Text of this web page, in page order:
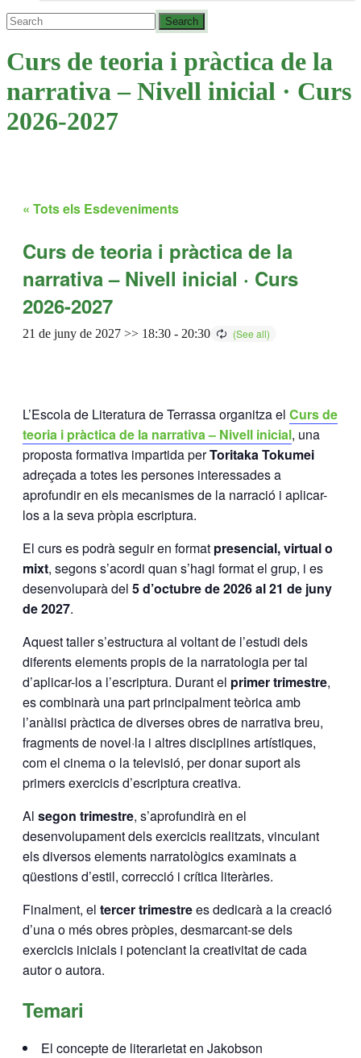
Curs de teoria i pràctica de la
narrativa – Nivell inicial · Curs
2026-2027
« Tots els Esdeveniments
Curs de teoria i pràctica de la
narrativa – Nivell inicial · Curs
2026-2027
21 de juny de 2027 >> 18:30 - 20:30
L’Escola de Literatura de Terrassa organitza el Curs de
teoria i pràctica de la narrativa – Nivell inicial, una
proposta formativa impartida perToritaka Tokumei
adreçada a totes les persones interessades a
aprofundir en els mecanismes de la narració i aplicar-
los a la seva pròpia escriptura.
El curs es podrà seguir en format presencial, virtual o
mixt, segons s’acordi quan s’hagi format el grup, i es
desenvoluparà del 5 d’octubre de 2026 al 21 de juny
de 2027.
Aquest taller s’estructura al voltant de l’estudi dels
diferents elements propis de la narratologia per tal
d’aplicar-los a l’escriptura. Durant el primer trimestre,
es combinarà una part principalment teòrica amb
l’anàlisi pràctica de diverses obres de narrativa breu,
fragments de novel·la i altres disciplines artístiques,
com el cinema o la televisió, per donar suport als
primers exercicis d’escriptura creativa.
Al segon trimestre, s’aprofundirà en el
desenvolupament dels exercicis realitzats, vinculant
els diversos elements narratològics examinats a
qüestions d’estil, correcció i crítica literàries.
Finalment, el tercer trimestrees dedicarà a la creació
d’una o més obres pròpies, desmarcant-se dels
exercicis inicials i potenciant la creativitat de cada
autor o autora.
Temari
El concepte de literarietat en Jakobson